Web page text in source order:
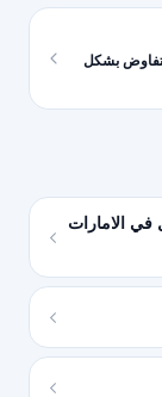
بشكل
الامارات